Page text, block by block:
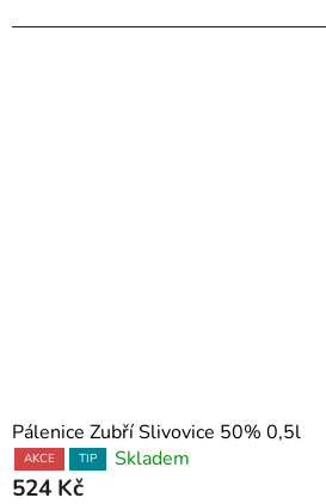
Pálenice Zubří Slivovice 50% 0,5l
AKCE TIP Skladem
524 Kč